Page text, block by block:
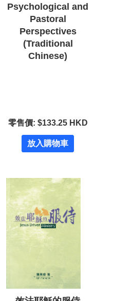
Psychological and
Pastoral
Perspectives
(Traditional
Chinese)
零售價: $133.25 HKD
放入購物車